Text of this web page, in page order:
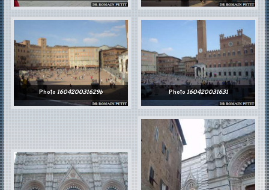
Photo 160420031629b Photo 160420031631